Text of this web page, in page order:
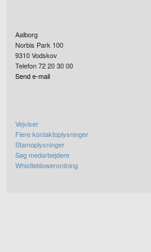
Aalborg
Norbis Park 100
9310Vodskov
Telefon 72 20 30 00
Send e-mail
Vejviser
Flere kontaktoplysninger
Stamoplysninger
Søg medarbejdere
Whistleblowerordning